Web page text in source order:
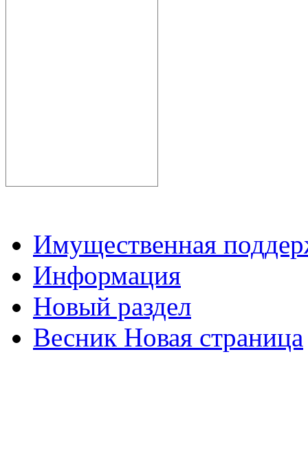
Имущественная
Информация
Новый раздел
Весник Новая страница